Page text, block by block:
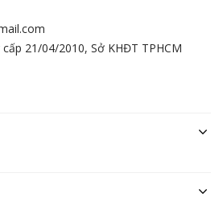
21/04/2010, Sở KHĐT TPHCM